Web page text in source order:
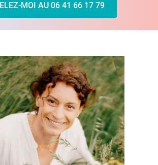
MOI AU 06 41 66 17 79